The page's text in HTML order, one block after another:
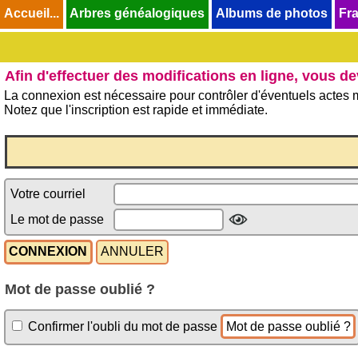
Accueil... Arbres généalogiques Albums de photos
Afin d'effectuer des modifications en ligne, vous
La connexion est nécessaire pour contrôler d'éventuels actes
Notez que l'inscription est rapide et immédiate.
Votre courriel
Le mot de passe
Mot de passe oublié ?
Confirmer l'oubli du mot de passe
Accueil... Arbres généalogiques Albums de photos